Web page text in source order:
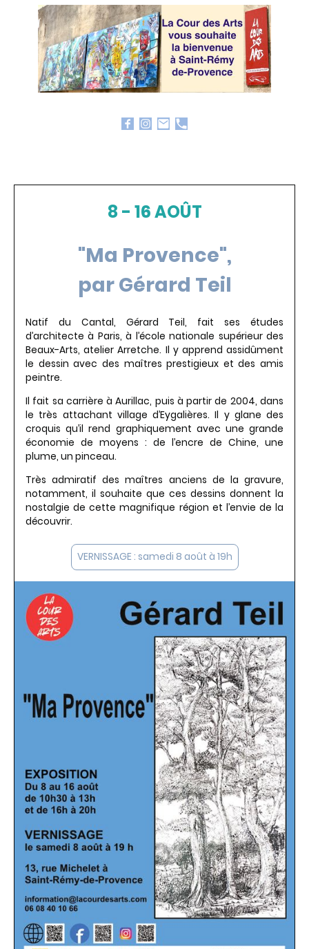
8 - 16 AOÛT
"Ma Provence",
par Gérard Teil
Natif du Cantal, Gérard Teil, fait ses études
d’architecte à Paris, à l’école nationale supérieur des
Beaux-Arts, atelier Arretche. Il y apprend assidûment
le dessin avec des maîtres prestigieux et des amis
peintre.
Il fait sa carrière à Aurillac, puis à partir de 2004, dans
le très attachant village d’Eygalières. Il y glane des
croquis qu’il rend graphiquement avec une grande
économie de moyens : de l’encre de Chine, une
plume, un pinceau.
Très admiratif des maîtres anciens de la gravure,
notamment, il souhaite que ces dessins donnent la
nostalgie de cette magnifique région et l’envie de la
découvrir.
VERNISSAGE : samedi 8 août à 19h